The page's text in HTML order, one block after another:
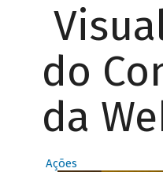
do
da
Ações